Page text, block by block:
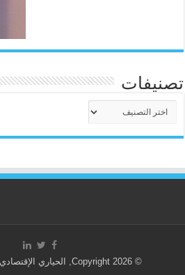
تصنيفات
تصنيفات
© Copyright 2026, الحياري الإقتصادي All Rights Reserved